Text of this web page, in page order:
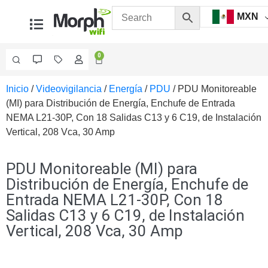
MXN
0
Videovigilancia
Accesorios
Generales
Accesorios
Fibra
Accesorios
para
Computadora
y
Smartphones Cajas
de
Inicio /Videovigilancia / Energía / PDU / PDU Monitoreable
(MI) para Distribución de Energía, Enchufe de Entrada
NEMA L21-30P, Con 18 Salidas C13 y 6 C19, de Instalación
Vertical, 208 Vca, 30 Amp
PDU Monitoreable (MI) para
Distribución de Energía, Enchufe de
Entrada NEMA L21-30P, Con 18
Salidas C13 y 6 C19, de Instalación
Vertical, 208 Vca, 30 Amp